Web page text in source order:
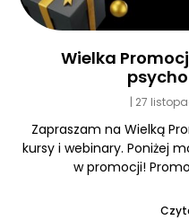
Wielka
27
Zapraszam na Wielką
kursy i webinary. Poniżej
w promocji!